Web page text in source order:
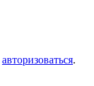
авторизоваться.